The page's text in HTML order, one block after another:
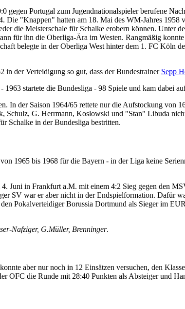
gegen Portugal zum Jugendnationalspieler berufene
Die "Knappen" hatten am 18. Mai des WM-Jahres
die Meisterschale für Schalke erobern können. Unter
für ihn die Oberliga-Ära im Westen. Rangmäßig
belegte in der Oberliga West hinter dem 1. FC Köln
der Verteidigung so gut, dass der Bundestrainer Sepp
startete die Bundesliga - 98 Spiele und kam dabei
In der Saison 1964/65 rettete nur die Aufstockung von
G. Herrmann, Koslowski und "Stan" Libuda
Schalke in der Bundesliga bestritten.
1965 bis 1968 für die Bayern - in der Liga keine
Juni in Frankfurt a.M. mit einem 4:2 Sieg gegen den
SV war er aber nicht in der Endspielformation. Dafür
Pokalverteidiger Borussia Dortmund als Sieger im
Nafziger, G.Müller, Brenninger.
aber nur noch in 12 Einsätzen versuchen, den
OFC die Runde mit 28:40 Punkten als Absteiger und